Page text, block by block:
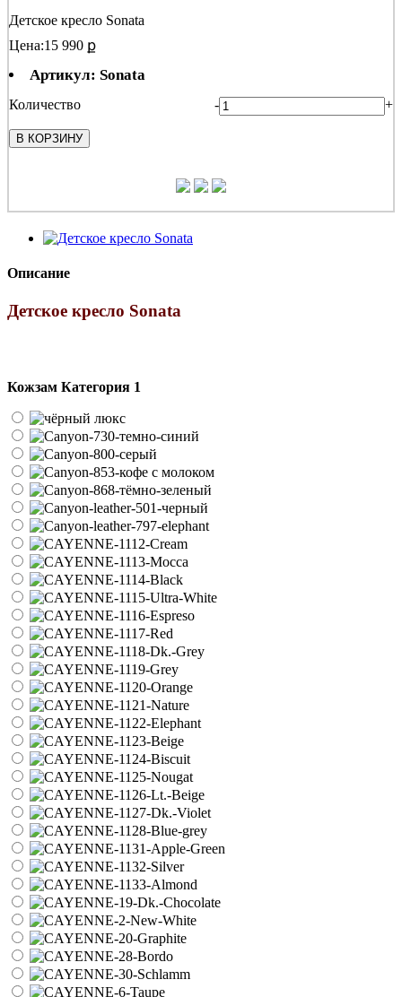
Детское кресло Sonata
Цена:15 990 ք
Артикул: Sonata
Количество - +
В КОРЗИНУ
Описание
Детское кресло Sonata
Кожзам Категория 1